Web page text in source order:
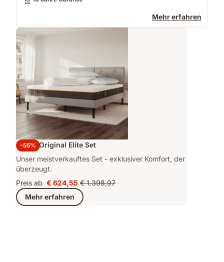
Mehr erfahren
-55%
Emma Original Elite Set
Unser meistverkauftes Set - exklusiver Komfort, der
überzeugt.
Preis ab Preis
€ 624,55
€ 624,55 Ursprünglicher
Preis
€ 1.398,97
€ 1.398,97
Mehr erfahren